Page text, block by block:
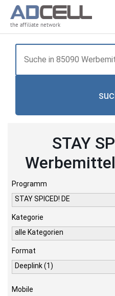
the affiliate network
STAY
Programm
STAY SPICED! DE
Kategorie
alle Kategorien
Format
Deeplink (1)
Mobile